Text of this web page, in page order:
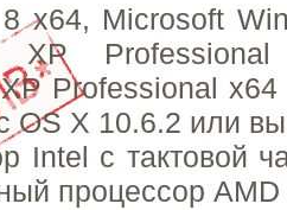
x64, Microsoft
XP
Professional
OS X 10.6.2 или
Intel с тактовой
процессор